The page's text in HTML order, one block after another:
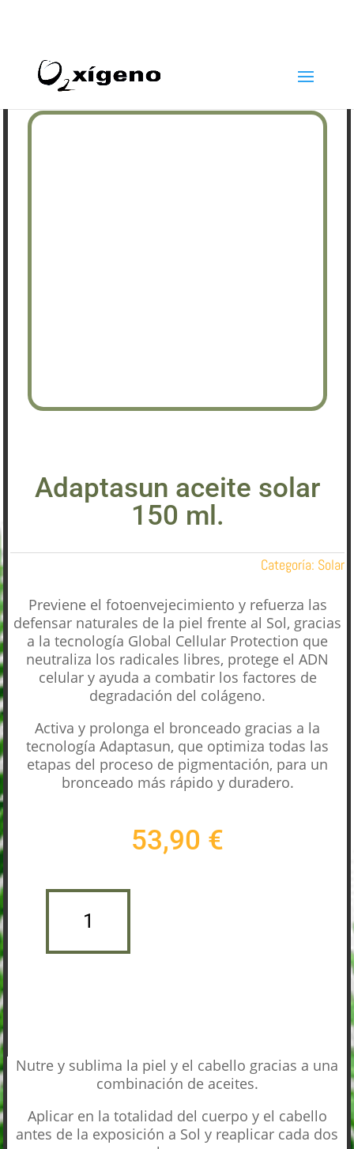
Adaptasun aceite solar
150 ml.
Categoría: Solar
Previene el fotoenvejecimiento y refuerza las
defensar naturales de la piel frente al Sol, gracias
a la tecnología Global Cellular Protection que
neutraliza los radicales libres, protege el ADN
celular y ayuda a combatir los factores de
degradación del colágeno.
Activa y prolonga el bronceado gracias a la
tecnología Adaptasun, que optimiza todas las
etapas del proceso de pigmentación, para un
bronceado más rápido y duradero.
53,90 €
ADAPTASUN
ACEITE
150
Nutre y sublima la piel y el cabello gracias a una
combinación de aceites.
Aplicar en la totalidad del cuerpo y el cabello
antes de la exposición a Sol y reaplicar cada dos